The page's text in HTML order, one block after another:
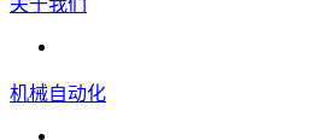
关于我们
机械自动化